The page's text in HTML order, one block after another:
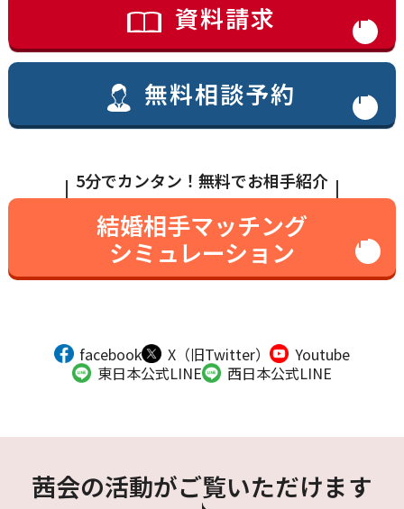
資料請求
無料相談予約
5分でカンタン！無料でお相手紹介
結婚相手マッチング
シミュレーション
facebook X（旧Twitter）
Youtube
東日本公式LINE
西日本公式LINE
茜会の活動がご覧いただけます